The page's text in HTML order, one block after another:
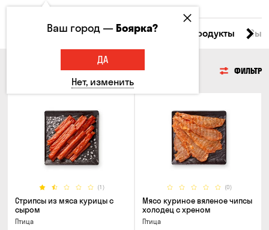
Все товары Мясо Рыба Морепродукты
ФИЛЬТР
(1)
Стрипсы из мяса курицы с
сыром
Птица
(0)
Мясо куриное вяленое чипсы
холодец с хреном
Птица
Ваш город —Боярка?
ДА
Нет, изменить